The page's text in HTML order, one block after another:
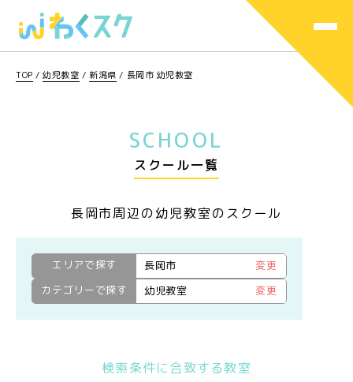
TOP /幼児教室 /新潟県 / 長岡市 幼児教室
SCHOOL
スクール一覧
長岡市周辺の幼児教室のスクール
エリアで探す 長岡市
変更
カテゴリーで探す
幼児教室 変更
検索条件に合致する教室